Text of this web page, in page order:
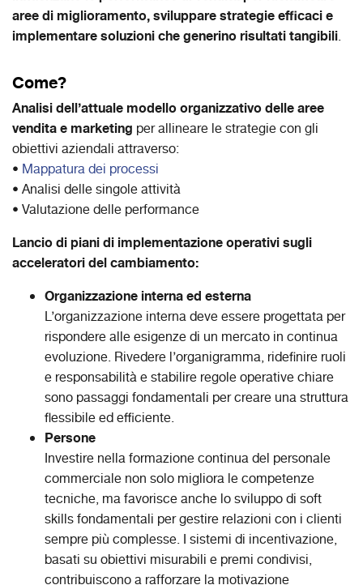
aree di miglioramento, sviluppare strategie efficaci e
implementare soluzioni che generino risultati tangibili.
Come?
Analisi dell’attuale modello organizzativo delle aree
vendita e marketing per allineare le strategie con gli
obiettivi aziendali attraverso:
• Mappatura dei processi
• Analisi delle singole attività
• Valutazione delle performance
Lancio di piani di implementazione operativi sugli
acceleratori del cambiamento:
Organizzazione interna ed esterna
L’organizzazione interna deve essere progettata per
rispondere alle esigenze di un mercato in continua
evoluzione. Rivedere l’organigramma, ridefinire ruoli
e responsabilità e stabilire regole operative chiare
sono passaggi fondamentali per creare una struttura
flessibile ed efficiente.
Persone
Investire nella formazione continua del personale
commerciale non solo migliora le competenze
tecniche, ma favorisce anche lo sviluppo di soft
skills fondamentali per gestire relazioni con i clienti
sempre più complesse. I sistemi di incentivazione,
basati su obiettivi misurabili e premi condivisi,
contribuiscono a rafforzare la motivazione